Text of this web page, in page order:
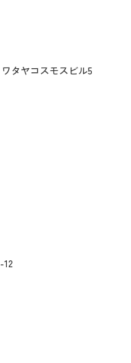
タヤコスモスビル5